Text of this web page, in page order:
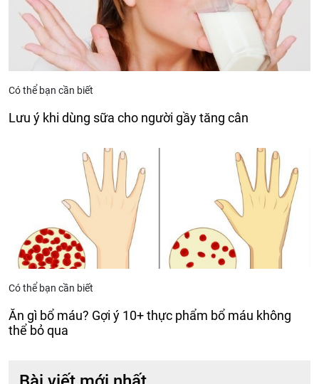
Có thể bạn cần biết
Lưu ý khi dùng sữa cho người gầy tăng cân
Có thể bạn cần biết
Ăn gì bổ máu? Gợi ý 10+ thực phẩm bổ máu không
thể bỏ qua